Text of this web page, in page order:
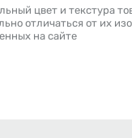
цвет и текстура
отличаться от их
на сайте